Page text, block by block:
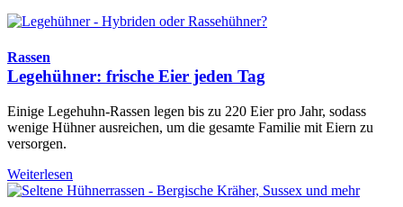
Rassen
Legehühner: frische Eier jeden Tag
Einige Legehuhn-Rassen legen bis zu 220 Eier pro Jahr, sodass
wenige Hühner ausreichen, um die gesamte Familie mit Eiern zu
versorgen.
Weiterlesen